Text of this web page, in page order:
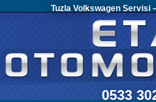
Tuzla Volkswagen Servisi
0533